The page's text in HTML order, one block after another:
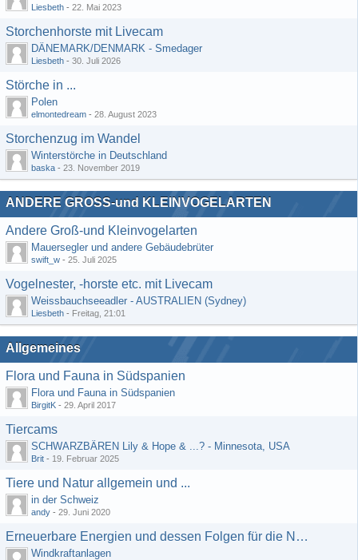
Liesbeth - 22. Mai 2023
Storchenhorste mit Livecam
DÄNEMARK/DENMARK - Smedager
Liesbeth - 30. Juli 2026
Störche in ...
Polen
elmontedream - 28. August 2023
Storchenzug im Wandel
Winterstörche in Deutschland
baska - 23. November 2019
ANDERE GROSS-und KLEINVOGELARTEN
Andere Groß-und Kleinvogelarten
Mauersegler und andere Gebäudebrüter
swift_w - 25. Juli 2025
Vogelnester, -horste etc. mit Livecam
Weissbauchseeadler - AUSTRALIEN (Sydney)
Liesbeth - Freitag, 21:01
Allgemeines
Flora und Fauna in Südspanien
Flora und Fauna in Südspanien
BirgitK - 29. April 2017
Tiercams
SCHWARZBÄREN Lily & Hope & ...? - Minnesota, USA
Brit - 19. Februar 2025
Tiere und Natur allgemein und ...
in der Schweiz
andy - 29. Juni 2020
Erneuerbare Energien und dessen Folgen für die Natur
Windkraftanlagen